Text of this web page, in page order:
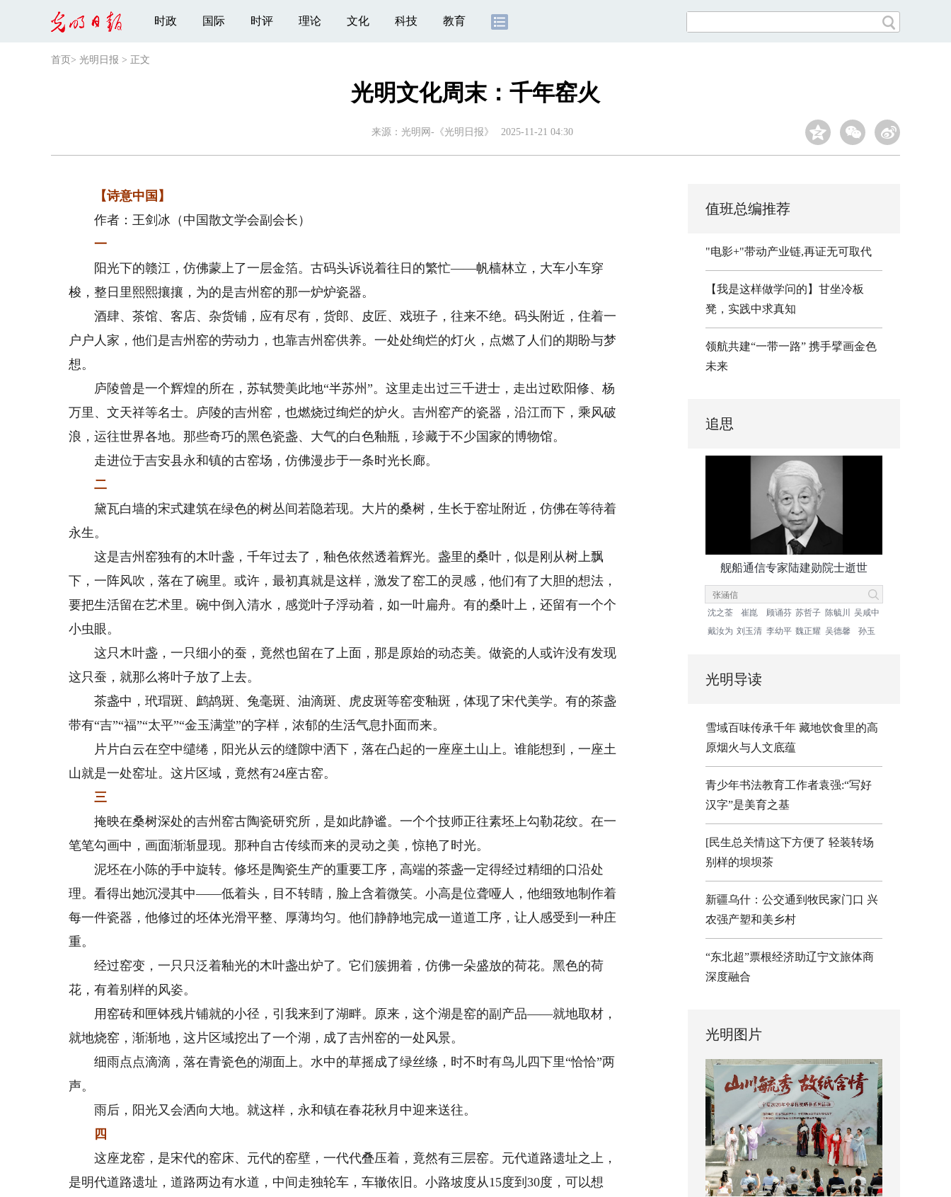
时政 国际 时评 理论 文化 科技 教育
首页 > 光明日报 > 正文
光明文化周末：千年窑火
来源： 光明网-《光明日报》 2025-11-21 04:30
【诗意中国】
作者：王剑冰（中国散文学会副会长）
一
阳光下的赣江，仿佛蒙上了一层金箔。古码头诉说着往日的繁忙——帆樯林立，大车小车穿
梭，整日里熙熙攘攘，为的是吉州窑的那一炉炉瓷器。
酒肆、茶馆、客店、杂货铺，应有尽有，货郎、皮匠、戏班子，往来不绝。码头附近，住着一
户户人家，他们是吉州窑的劳动力，也靠吉州窑供养。一处处绚烂的灯火，点燃了人们的期盼与梦
想。
庐陵曾是一个辉煌的所在，苏轼赞美此地“半苏州”。这里走出过三千进士，走出过欧阳修、杨
万里、文天祥等名士。庐陵的吉州窑，也燃烧过绚烂的炉火。吉州窑产的瓷器，沿江而下，乘风破
浪，运往世界各地。那些奇巧的黑色瓷盏、大气的白色釉瓶，珍藏于不少国家的博物馆。
走进位于吉安县永和镇的古窑场，仿佛漫步于一条时光长廊。
二
黛瓦白墙的宋式建筑在绿色的树丛间若隐若现。大片的桑树，生长于窑址附近，仿佛在等待着
永生。
这是吉州窑独有的木叶盏，千年过去了，釉色依然透着辉光。盏里的桑叶，似是刚从树上飘
下，一阵风吹，落在了碗里。或许，最初真就是这样，激发了窑工的灵感，他们有了大胆的想法，
要把生活留在艺术里。碗中倒入清水，感觉叶子浮动着，如一叶扁舟。有的桑叶上，还留有一个个
小虫眼。
这只木叶盏，一只细小的蚕，竟然也留在了上面，那是原始的动态美。做瓷的人或许没有发现
这只蚕，就那么将叶子放了上去。
茶盏中，玳瑁斑、鹧鸪斑、兔毫斑、油滴斑、虎皮斑等窑变釉斑，体现了宋代美学。有的茶盏
带有“吉”“福”“太平”“金玉满堂”的字样，浓郁的生活气息扑面而来。
片片白云在空中缱绻，阳光从云的缝隙中洒下，落在凸起的一座座土山上。谁能想到，一座土
山就是一处窑址。这片区域，竟然有24座古窑。
三
掩映在桑树深处的吉州窑古陶瓷研究所，是如此静谧。一个个技师正往素坯上勾勒花纹。在一
笔笔勾画中，画面渐渐显现。那种自古传续而来的灵动之美，惊艳了时光。
泥坯在小陈的手中旋转。修坯是陶瓷生产的重要工序，高端的茶盏一定得经过精细的口沿处
理。看得出她沉浸其中——低着头，目不转睛，脸上含着微笑。小高是位聋哑人，他细致地制作着
每一件瓷器，他修过的坯体光滑平整、厚薄均匀。他们静静地完成一道道工序，让人感受到一种庄
重。
经过窑变，一只只泛着釉光的木叶盏出炉了。它们簇拥着，仿佛一朵盛放的荷花。黑色的荷
花，有着别样的风姿。
用窑砖和匣钵残片铺就的小径，引我来到了湖畔。原来，这个湖是窑的副产品——就地取材，
就地烧窑，渐渐地，这片区域挖出了一个湖，成了吉州窑的一处风景。
细雨点点滴滴，落在青瓷色的湖面上。水中的草摇成了绿丝绦，时不时有鸟儿四下里“恰恰”两
声。
雨后，阳光又会洒向大地。就这样，永和镇在春花秋月中迎来送往。
四
这座龙窑，是宋代的窑床、元代的窑壁，一代代叠压着，竟然有三层窑。元代道路遗址之上，
是明代道路遗址，道路两边有水道，中间走独轮车，车辙依旧。小路坡度从15度到30度，可以想
值班总编推荐
"电影+"带动产业链,再证无可取代
【我是这样做学问的】甘坐冷板
凳，实践中求真知
领航共建“一带一路” 携手擘画金色
未来
追思
舰船通信专家陆建勋院士逝世
沈之荃 崔崑 顾诵芬 苏哲子 陈毓川
吴咸中
戴汝为 刘玉清 李幼平 魏正耀 吴德馨 孙玉
光明导读
雪域百味传承千年 藏地饮食里的高
原烟火与人文底蕴
青少年书法教育工作者袁强:“写好
汉字”是美育之基
[民生总关情]这下方便了 轻装转场
别样的坝坝茶
新疆乌什：公交通到牧民家门口 兴
农强产塑和美乡村
“东北超”票根经济助辽宁文旅体商
深度融合
光明图片